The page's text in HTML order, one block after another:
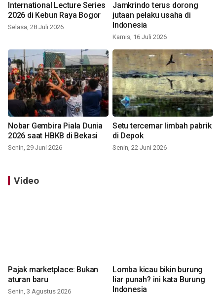
International Lecture Series
2026 di Kebun Raya Bogor
Selasa, 28 Juli 2026
Jamkrindo terus dorong
jutaan pelaku usaha di
Indonesia
Kamis, 16 Juli 2026
Nobar Gembira Piala Dunia
2026 saat HBKB di Bekasi
Senin, 29 Juni 2026
Setu tercemar limbah pabrik
di Depok
Senin, 22 Juni 2026
Video
Pajak marketplace: Bukan
aturan baru
Senin, 3 Agustus 2026
Lomba kicau bikin burung
liar punah? ini kata Burung
Indonesia